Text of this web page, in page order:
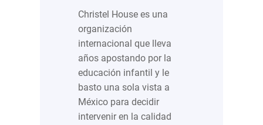
Christel House es una
organización
internacional que lleva
años apostando por la
educación infantil y le
basto una sola vista a
México para decidir
intervenir en la calidad